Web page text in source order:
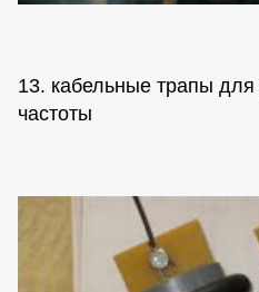
13. кабельные трапы
частоты